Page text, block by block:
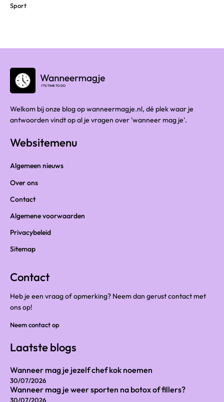
Sport
Welkom bij onze blog op wanneermagje.nl, dé plek waar je
antwoorden vindt op al je vragen over 'wanneer mag je'.
Websitemenu
Algemeen nieuws
Over ons
Contact
Algemene voorwaarden
Privacybeleid
Sitemap
Contact
Heb je een vraag of opmerking? Neem dan gerust contact met
ons op!
Neem contact op
Laatste blogs
Wanneer mag je jezelf chef kok noemen
30/07/2026
Wanneer mag je weer sporten na botox of fillers?
30/07/2026